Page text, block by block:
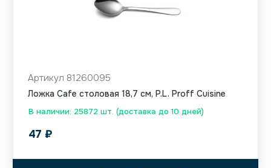
В наличии: 25872 шт. (доставка до 10 дней)
Артикул 81260095
Ложка Cafe столовая 18,7 см, P.L. Proff Cuisine
47 ₽